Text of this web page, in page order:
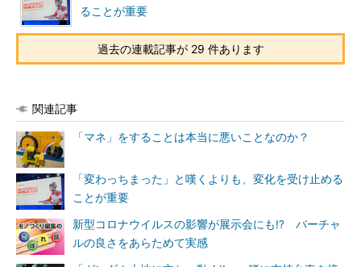
ることが重要
過去の連載記事が 29 件あります
関連記事
「マネ」をすることは本当に悪いことなのか？
「変わっちまった」と嘆くよりも、変化を受け止める
ことが重要
新型コロナウイルスの影響が展示会にも!? バーチャ
ルの良さをあらためて実感